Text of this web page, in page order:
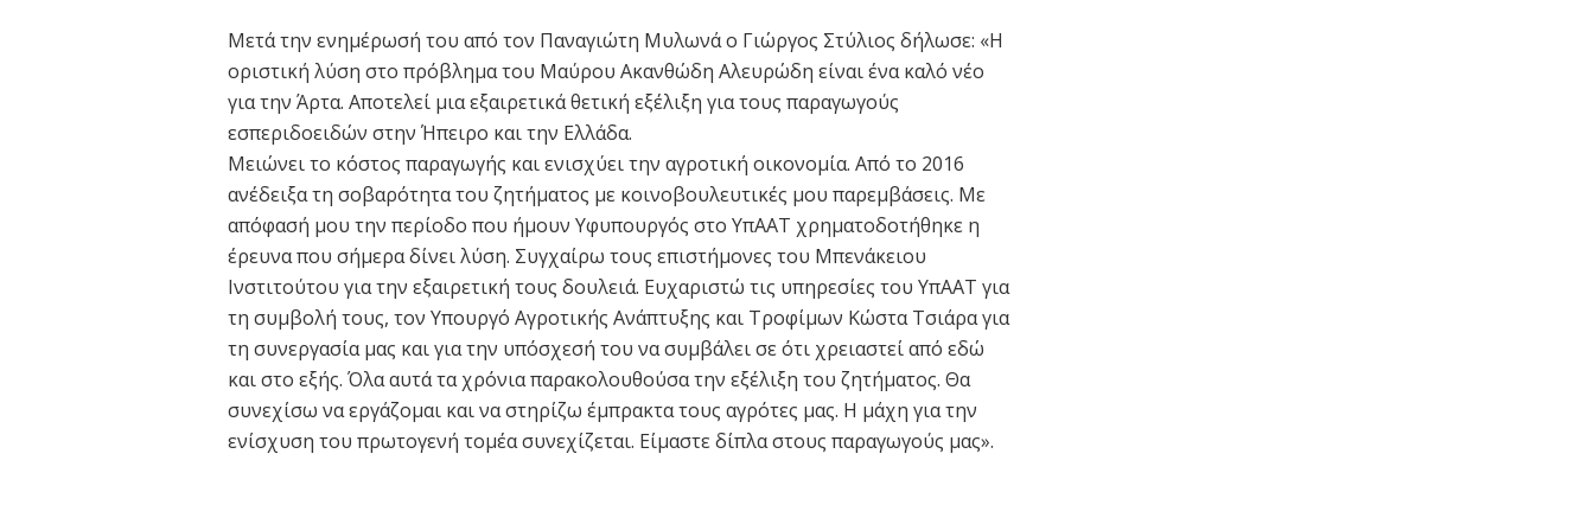
Μετά την ενημέρωσή του από τον Παναγιώτη Μυλωνά ο Γιώργος Στύλιος δήλωσε: «Η
οριστική λύση στο πρόβλημα του Μαύρου Ακανθώδη Αλευρώδη είναι ένα καλό νέο
για την Άρτα. Αποτελεί μια εξαιρετικά θετική εξέλιξη για τους παραγωγούς
εσπεριδοειδών στην Ήπειρο και την Ελλάδα.
Μειώνει το κόστος παραγωγής και ενισχύει την αγροτική οικονομία. Από το 2016
ανέδειξα τη σοβαρότητα του ζητήματος με κοινοβουλευτικές μου παρεμβάσεις. Με
απόφασή μου την περίοδο που ήμουν Υφυπουργός στο ΥπΑΑΤ χρηματοδοτήθηκε η
έρευνα που σήμερα δίνει λύση. Συγχαίρω τους επιστήμονες του Μπενάκειου
Ινστιτούτου για την εξαιρετική τους δουλειά. Ευχαριστώ τις υπηρεσίες του ΥπΑΑΤ για
τη συμβολή τους, τον Υπουργό Αγροτικής Ανάπτυξης και Τροφίμων Κώστα Τσιάρα για
τη συνεργασία μας και για την υπόσχεσή του να συμβάλει σε ότι χρειαστεί από εδώ
και στο εξής. Όλα αυτά τα χρόνια παρακολουθούσα την εξέλιξη του ζητήματος. Θα
συνεχίσω να εργάζομαι και να στηρίζω έμπρακτα τους αγρότες μας. Η μάχη για την
ενίσχυση του πρωτογενή τομέα συνεχίζεται. Είμαστε δίπλα στους παραγωγούς μας».